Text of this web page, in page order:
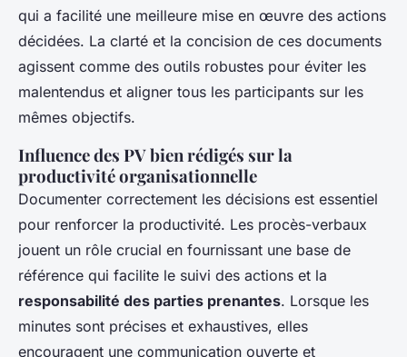
qui a facilité une meilleure mise en œuvre des actions
décidées. La clarté et la concision de ces documents
agissent comme des outils robustes pour éviter les
malentendus et aligner tous les participants sur les
mêmes objectifs.
Influence des PV bien rédigés sur la
productivité organisationnelle
Documenter correctement les décisions est essentiel
pour renforcer la productivité. Les procès-verbaux
jouent un rôle crucial en fournissant une base de
référence qui facilite le suivi des actions et la
responsabilité des parties prenantes. Lorsque les
minutes sont précises et exhaustives, elles
encouragent une communication ouverte et